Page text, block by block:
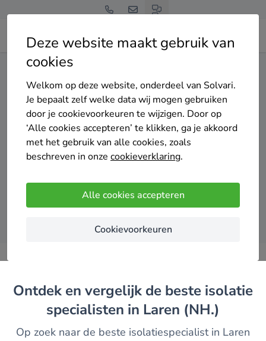
Deze website maakt gebruik van
cookies
Welkom op deze website, onderdeel van Solvari.
Je bepaalt zelf welke data wij mogen gebruiken
door je cookievoorkeuren te wijzigen. Door op
‘Alle cookies accepteren’ te klikken, ga je akkoord
met het gebruik van alle cookies, zoals
beschreven in onze cookieverklaring.
Alle cookies accepteren
Cookievoorkeuren
Home Isolatie
Gratis en vrijblijvend
in Laren (NH.)
Vergelijk offertes
Ontdek en vergelijk de beste isolatie
specialisten in Laren (NH.)
Op zoek naar de beste isolatiespecialist in Laren